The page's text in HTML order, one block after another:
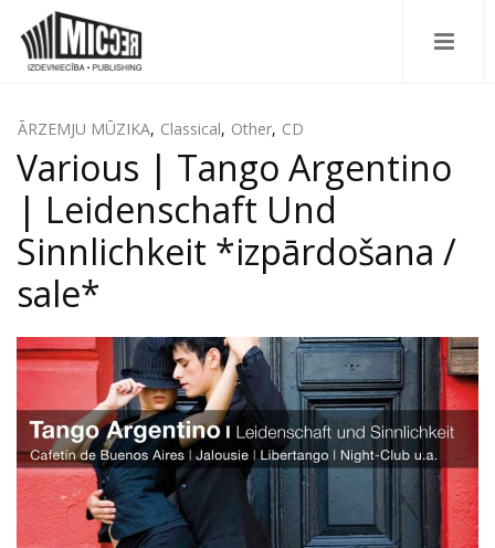
ĀRZEMJU MŪZIKA, Classical, Other, CD
Various | Tango Argentino
| Leidenschaft Und
Sinnlichkeit *izpārdošana /
sale*